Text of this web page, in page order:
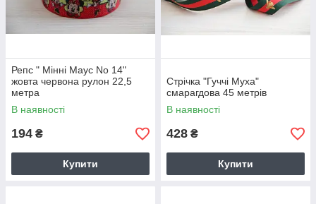
Репс " Мінні Маус No 14"
жовта червона рулон 22,5
метра
В наявності
194 ₴
Купити
Стрічка "Гуччі Муха"
смарагдова 45 метрів
В наявності
428 ₴
Купити